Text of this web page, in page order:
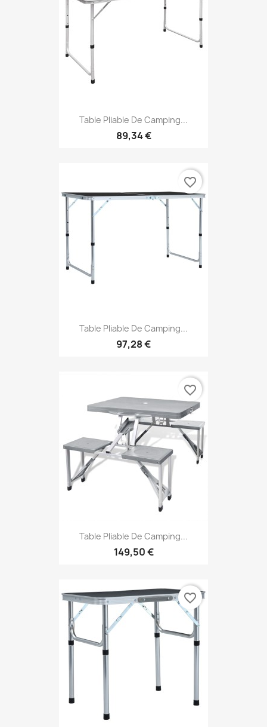
Table Pliable De Camping...
89,34 €
Table Pliable De Camping...
97,28 €
favorite_border
Table Pliable De Camping...
149,50 €
favorite_border
favorite_border